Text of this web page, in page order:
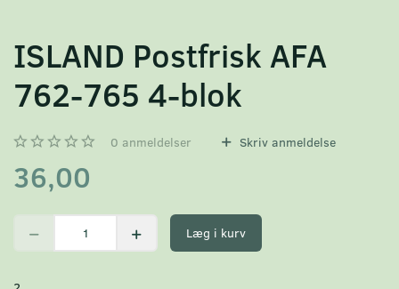
ISLAND Postfrisk AFA
762-765 4-blok
0 anmeldelser Skriv anmeldelse
36,00
Læg i kurv